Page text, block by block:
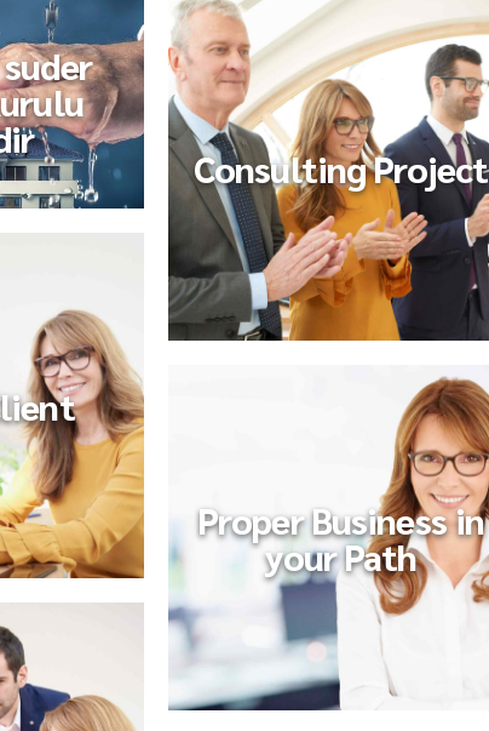
Consulting Project
Proper Business in
your Path